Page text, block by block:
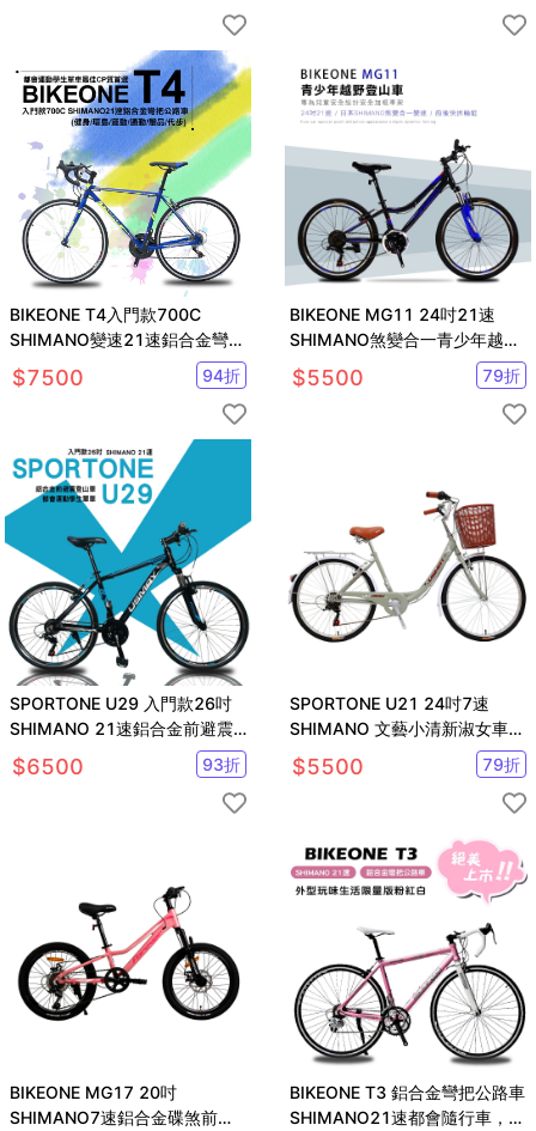
BIKEONE T4入門款700C
SHIMANO變速21速鋁合金彎把
公路車都會運動學生單車
$7500 94折
BIKEONE MG11 24吋21速
SHIMANO煞變合一青少年越野
登山車堅固易用輕鬆操控
$5500 79折
SPORTONE U29 入門款26吋
SHIMANO 21速鋁合金前避震
登山車都會運動學生單車
$6500 93折
SPORTONE U21 24吋7速
SHIMANO 文藝小清新淑女車
低跨點設計
$5500 79折
BIKEONE MG17 20吋
SHIMANO7速鋁合金碟煞前避
BIKEONE T3 鋁合金彎把公路車
SHIMANO21速都會隨行車，限